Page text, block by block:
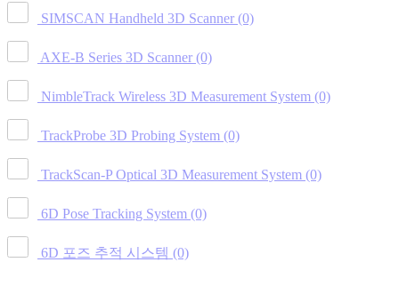
SIMSCAN Handheld 3D Scanner (0)
AXE-B Series 3D Scanner (0)
NimbleTrack Wireless 3D Measurement System (0)
TrackProbe 3D Probing System (0)
TrackScan-P Optical 3D Measurement System (0)
6D Pose Tracking System (0)
6D 포즈 추적 시스템 (0)